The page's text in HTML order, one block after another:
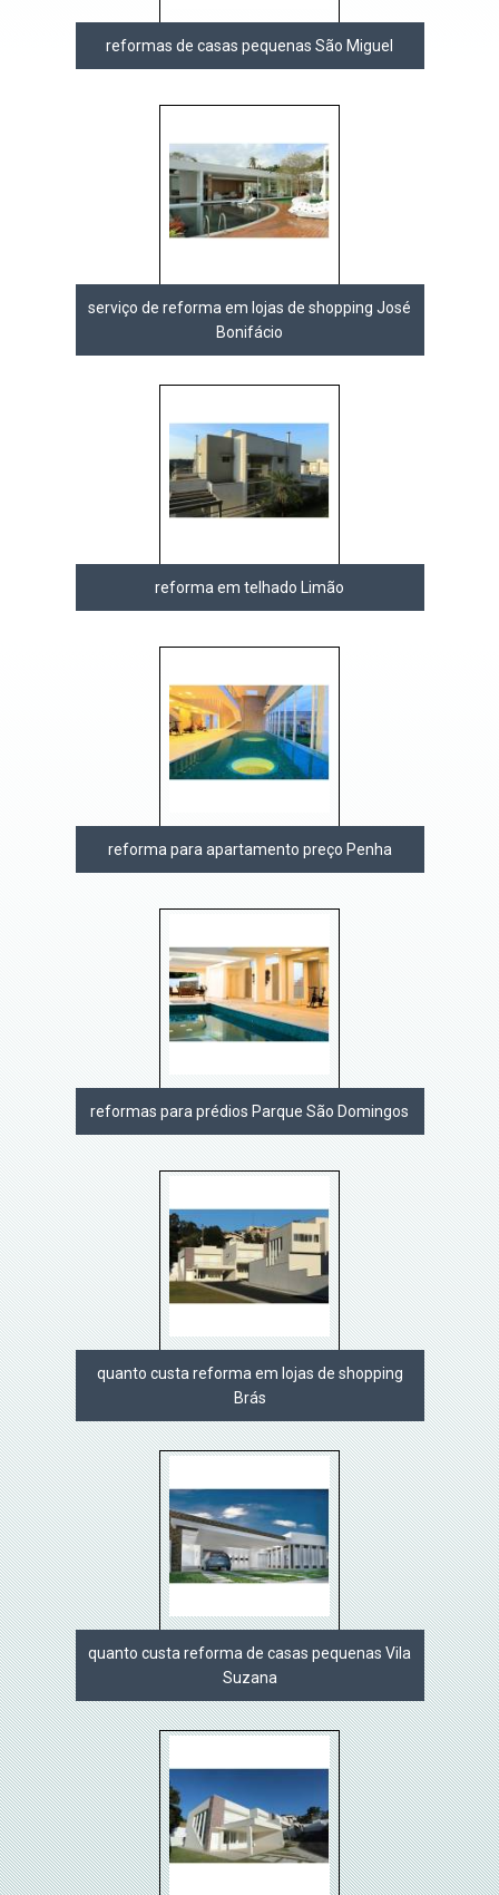
reformas de casas pequenas São Miguel
serviço de reforma em lojas de shopping José
Bonifácio
reforma em telhado Limão
reforma para apartamento preço Penha
reformas para prédios Parque São Domingos
quanto custa reforma em lojas de shopping
Brás
quanto custa reforma de casas pequenas Vila
Suzana